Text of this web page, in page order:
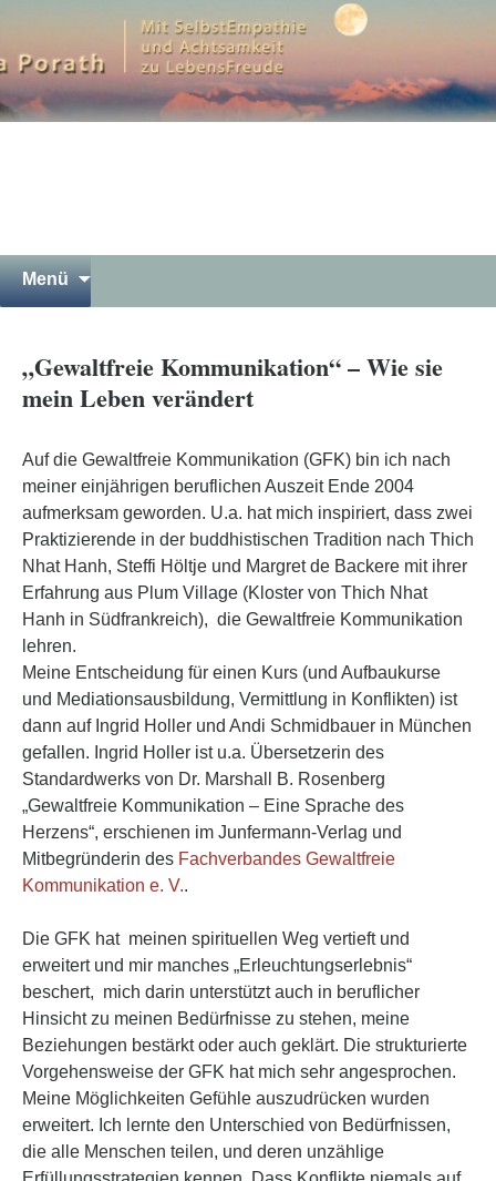
Petra Porath – Bergwandern
Luna Yoga Gewaltfreie
Mit SelbstEmpathie und Achtsamkeit zu
LebensFreude
Menü
zum
„Gewaltfreie Kommunikation“ – Wie sie
mein Leben verändert
Auf die Gewaltfreie Kommunikation (GFK) bin ich nach
meiner einjährigen beruflichen Auszeit Ende 2004
aufmerksam geworden. U.a. hat mich inspiriert, dass zwei
Praktizierende in der buddhistischen Tradition nach Thich
Nhat Hanh, Steffi Höltje und Margret de Backere mit ihrer
Erfahrung aus Plum Village (Kloster von Thich Nhat
Hanh in Südfrankreich), die Gewaltfreie Kommunikation
lehren.
Meine Entscheidung für einen Kurs (und Aufbaukurse
und Mediationsausbildung, Vermittlung in Konflikten) ist
dann auf Ingrid Holler und Andi Schmidbauer in München
gefallen. Ingrid Holler ist u.a. Übersetzerin des
Standardwerks von Dr. Marshall B. Rosenberg
„Gewaltfreie Kommunikation – Eine Sprache des
Herzens“, erschienen im Junfermann-Verlag und
Mitbegründerin des Fachverbandes Gewaltfreie
Kommunikation e. V..
Die GFK hat meinen spirituellen Weg vertieft und
erweitert und mir manches „Erleuchtungserlebnis“
beschert, mich darin unterstützt auch in beruflicher
Hinsicht zu meinen Bedürfnisse zu stehen, meine
Beziehungen bestärkt oder auch geklärt. Die strukturierte
Vorgehensweise der GFK hat mich sehr angesprochen.
Meine Möglichkeiten Gefühle auszudrücken wurden
erweitert. Ich lernte den Unterschied von Bedürfnissen,
die alle Menschen teilen, und deren unzählige